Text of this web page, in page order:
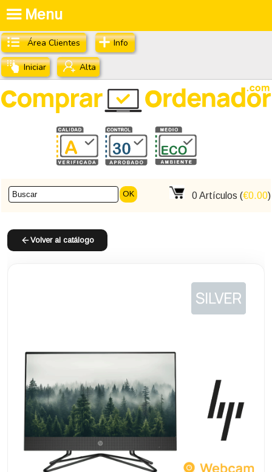
Área Clientes Info
Iniciar Alta
OK 0Artículos (€0.00)
Menu
Volver al catálogo